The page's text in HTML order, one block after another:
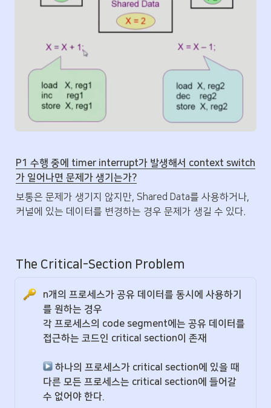
P1 수행 중에 timer interrupt가 발생해서 context switch
가 일어나면 문제가 생기는가?
보통은 문제가 생기지 않지만, Shared Data를 사용하거나,
커널에 있는 데이터를 변경하는 경우 문제가 생길 수 있다.
The Critical-Section Problem
n개의 프로세스가 공유 데이터를 동시에 사용하기
를 원하는 경우
각 프로세스의 code segment에는 공유 데이터를
접근하는 코드인 critical section이 존재
하나의 프로세스가 critical section에 있을 때
다른 모든 프로세스는 critical section에 들어갈
수 없어야 한다.